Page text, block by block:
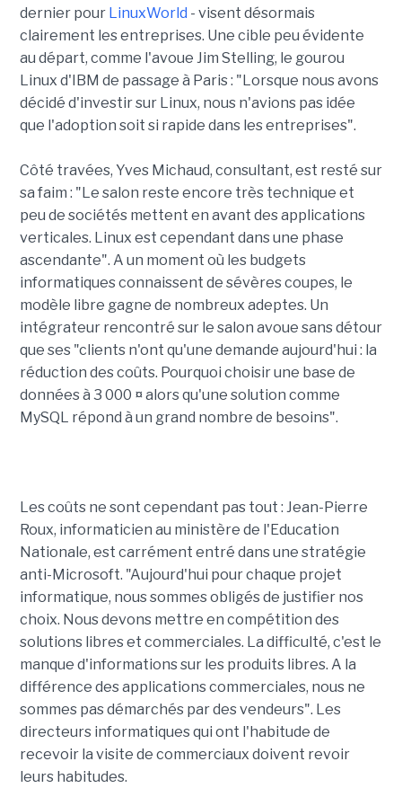
dernier pour LinuxWorld - visent désormais
clairement les entreprises. Une cible peu évidente
au départ, comme l'avoue Jim Stelling, le gourou
Linux d'IBM de passage à Paris : "Lorsque nous avons
décidé d'investir sur Linux, nous n'avions pas idée
que l'adoption soit si rapide dans les entreprises".
Côté travées, Yves Michaud, consultant, est resté sur
sa faim : "Le salon reste encore très technique et
peu de sociétés mettent en avant des applications
verticales. Linux est cependant dans une phase
ascendante". A un moment où les budgets
informatiques connaissent de sévères coupes, le
modèle libre gagne de nombreux adeptes. Un
intégrateur rencontré sur le salon avoue sans détour
que ses "clients n'ont qu'une demande aujourd'hui : la
réduction des coûts. Pourquoi choisir une base de
données à 3 000 ¤ alors qu'une solution comme
MySQL répond à un grand nombre de besoins".
Les coûts ne sont cependant pas tout : Jean-Pierre
Roux, informaticien au ministère de l'Education
Nationale, est carrément entré dans une stratégie
anti-Microsoft. "Aujourd'hui pour chaque projet
informatique, nous sommes obligés de justifier nos
choix. Nous devons mettre en compétition des
solutions libres et commerciales. La difficulté, c'est le
manque d'informations sur les produits libres. A la
différence des applications commerciales, nous ne
sommes pas démarchés par des vendeurs". Les
directeurs informatiques qui ont l'habitude de
recevoir la visite de commerciaux doivent revoir
leurs habitudes.